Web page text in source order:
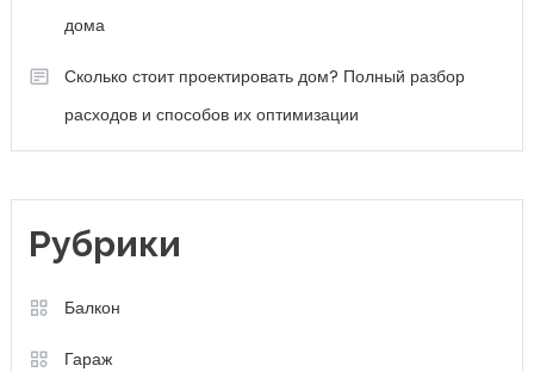
дома
Сколько стоит проектировать дом? Полный разбор
расходов и способов их оптимизации
Рубрики
Балкон
Гараж